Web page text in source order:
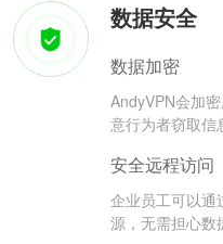
数据安全
数据加密
AndyVPN会加
意行为者窃取信
安全远程访问
企业员工可以通
源，无需担心数